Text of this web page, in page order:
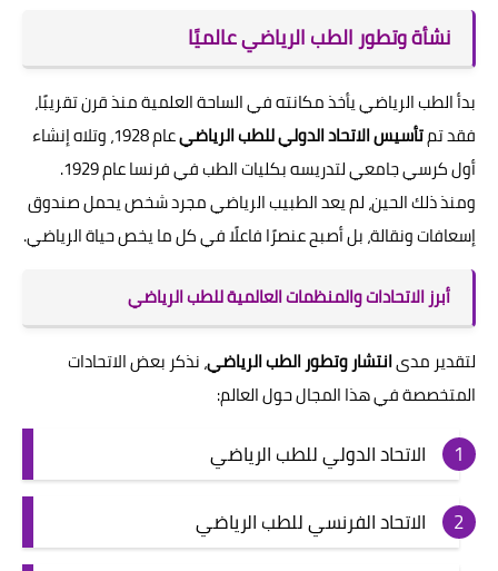
نشأة وتطور الطب الرياضي عالميًا
بدأ الطب الرياضي يأخذ مكانته في الساحة العلمية منذ قرن تقريبًا،
فقد تمتأسيس الاتحاد الدولي للطب الرياضي
عام 1928، وتلاه إنشاء
أول كرسي جامعي لتدريسه بكليات الطب في فرنسا عام 1929.
ومنذ ذلك الحين، لم يعد الطبيب الرياضي مجرد شخص يحمل صندوق
إسعافات ونقالة، بل أصبح عنصرًا فاعلًا في كل ما يخص حياة الرياضي.
أبرز الاتحادات والمنظمات العالمية للطب الرياضي
لتقدير مدىانتشار وتطور الطب الرياضي، نذكر بعض الاتحادات
المتخصصة في هذا المجال حول العالم:
الاتحاد الدولي للطب الرياضي
الاتحاد الفرنسي للطب الرياضي